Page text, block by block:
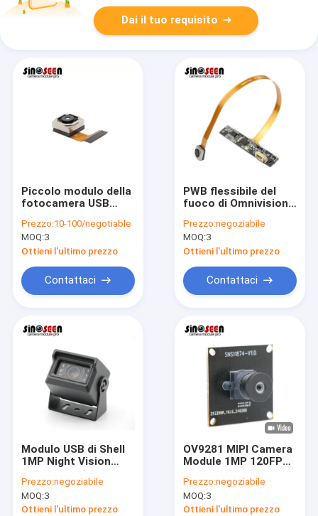
Dai il tuo requisito
Piccolo modulo della
fotocamera USB
Autofocus E OV8825
Prezzo:10-100/negotiable
MOQ:3
Ottieni l'ultimo prezzo
Contattaci
PWB flessibile del
fuoco di Omnivision
macchina
fotografica del pixel
mega automatico
FPC del modulo 5
Prezzo:negoziabile
MOQ:3
Ottieni l'ultimo prezzo
Contattaci
Modulo USB di Shell
1MP Night Vision
per sorveglianza del
veicolo
Prezzo:negoziabile
MOQ:3
Ottieni l'ultimo prezzo
OV9281 MIPI Camera
Module 1MP 120FPS
intelligente
Prezzo:negoziabile
MOQ:3
Ottieni l'ultimo prezzo